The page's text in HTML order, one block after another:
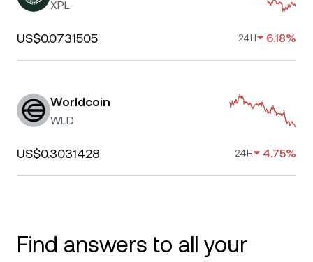
XPL
US$0.0731505 24H 6.18%
Worldcoin
WLD
US$0.3031428 24H 4.75%
Find answers to all your